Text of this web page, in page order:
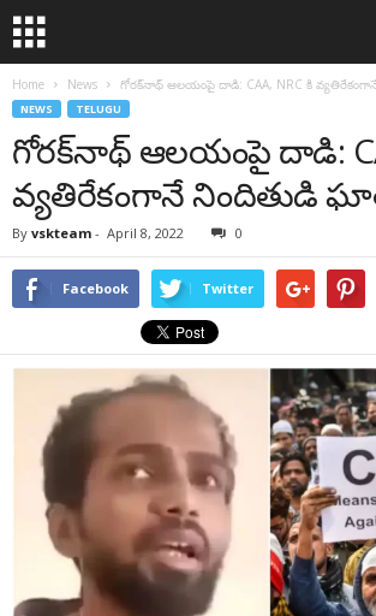
Home News గోర‌క్‌నాథ్ ఆల‌యంపై దాడి: CAA, NRC కి
NEWS TELUGU
గోర‌క్‌నాథ్ ఆల‌యంపై దాడి:
వ్య‌తిరేకంగానే నిందితుడి
By vskteam - April 8, 2022 0
Facebook Twitter